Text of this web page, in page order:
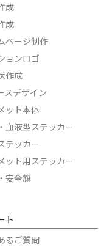
成
成
ページ制作
ョンロゴ
作成
スデザイン
ット本体
血液型ステッカー
テッカー
ット用ステッカー
安全旗
ト
るご質問